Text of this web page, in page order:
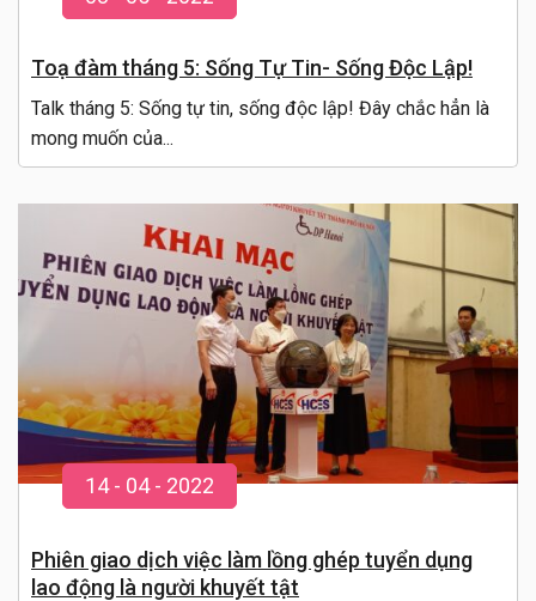
Toạ đàm tháng 5: Sống Tự Tin- Sống Độc Lập!
Talk tháng 5: Sống tự tin, sống độc lập! Đây chắc hẳn là
mong muốn của...
14- 04- 2022
Phiên giao dịch việc làm lồng ghép tuyển dụng
lao động là người khuyết tật